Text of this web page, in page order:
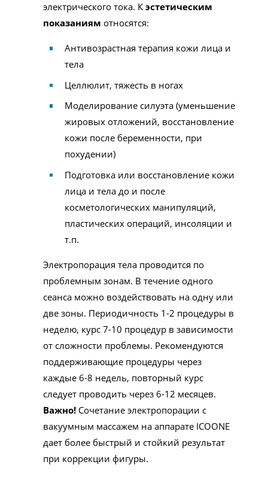
электрического тока. К эстетическим
показаниям относятся:
Антивозрастная терапия кожи лица и
тела
Целлюлит, тяжесть в ногах
Моделирование силуэта (уменьшение
жировых отложений, восстановление
кожи после беременности, при
похудении)
Подготовка или восстановление кожи
лица и тела до и после
косметологических манипуляций,
пластических операций, инсоляции и
т.п.
Электропорация тела проводится по
проблемным зонам. В течение одного
сеанса можно воздействовать на одну или
две зоны. Периодичность 1-2 процедуры в
неделю, курс 7-10 процедур в зависимости
от сложности проблемы. Рекомендуются
поддерживающие процедуры через
каждые 6-8 недель, повторный курс
следует проводить через 6-12 месяцев.
Важно! Сочетание электропорации с
вакуумным массажем на аппарате ICOONE
дает более быстрый и стойкий результат
при коррекции фигуры.